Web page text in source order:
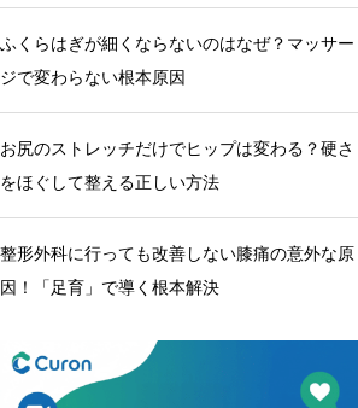
ふくらはぎが細くならないのはなぜ？マッサー
ジで変わらない根本原因
お尻のストレッチだけでヒップは変わる？硬さ
をほぐして整える正しい方法
整形外科に行っても改善しない膝痛の意外な原
因！「足育」で導く根本解決